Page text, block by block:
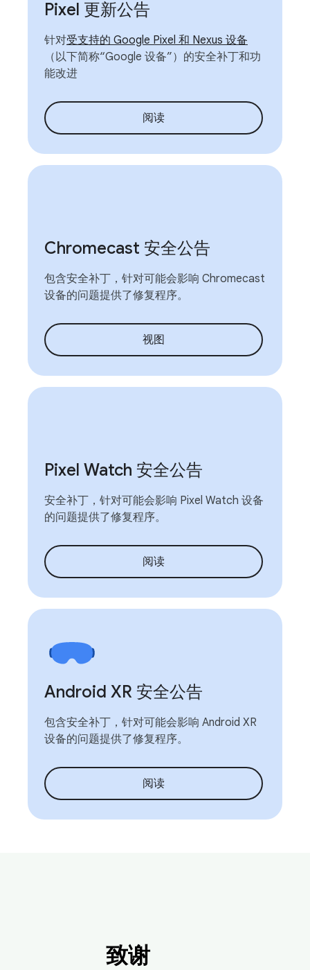
Pixel 更新公告
针对受支持的 Google Pixel 和 Nexus 设备
（以下简称“Google 设备”）的安全补丁和功
能改进
阅读
Chromecast 安全公告
包含安全补丁，针对可能会影响 Chromecast
设备的问题提供了修复程序。
视图
Pixel Watch 安全公告
安全补丁，针对可能会影响 Pixel Watch 设备
的问题提供了修复程序。
阅读
Android XR 安全公告
包含安全补丁，针对可能会影响 Android XR
设备的问题提供了修复程序。
阅读
致谢